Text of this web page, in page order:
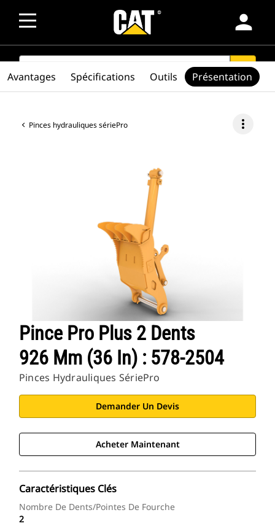
person
SEARCH search
Pinces hydrauliques sériePro more_vert
Pince Pro Plus 2 Dents
926 Mm (36 In) : 578-2504
Pinces Hydrauliques SériePro
Demander Un Devis
Acheter Maintenant
Caractéristiques Clés
Nombre De Dents/pointes De Fourche
2
Avantages Spécifications Outils Présentation